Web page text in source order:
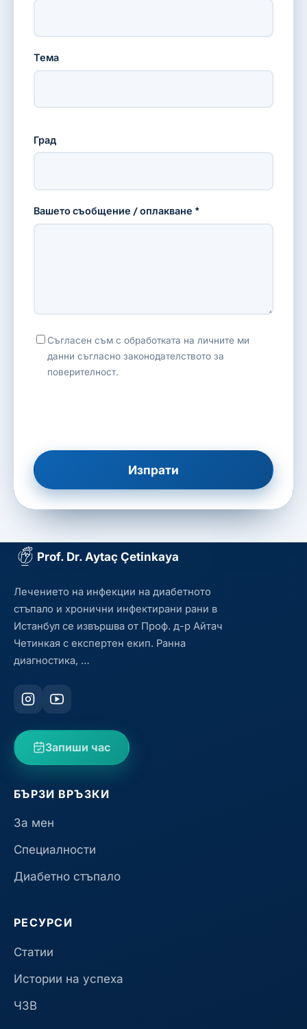
Тема
Град
Вашето съобщение / оплакване *
Съгласен съм с обработката на личните ми
данни съгласно законодателството за
поверителност.
Изпрати
Prof. Dr. Aytaç Çetinkaya
Лечението на инфекции на диабетното
стъпало и хронични инфектирани рани в
Истанбул се извършва от Проф. д-р Айтач
Четинкая с експертен екип. Ранна
диагностика, …
Запиши час
БЪРЗИ ВРЪЗКИ
За мен
Специалности
Диабетно стъпало
РЕСУРСИ
Статии
Истории на успеха
ЧЗВ